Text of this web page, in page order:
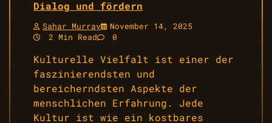
Dialog und fördern
Sahar Murray
November 14, 2025
2 Min Read
0
Kulturelle Vielfalt ist einer der
faszinierendsten und
bereicherndsten Aspekte der
menschlichen Erfahrung. Jede
Kultur ist wie ein kostbares